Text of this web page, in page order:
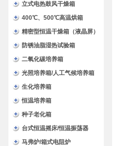
立式电热鼓风干燥箱
400℃、500℃高温烘箱
精密型恒温干燥箱（液晶屏）
防锈油脂湿热试验箱
二氧化碳培养箱
光照培养箱/人工气候培养箱
生化培养箱
恒温培养箱
种子老化箱
台式恒温摇床/恒温振荡器
马弗炉/箱式电阻炉